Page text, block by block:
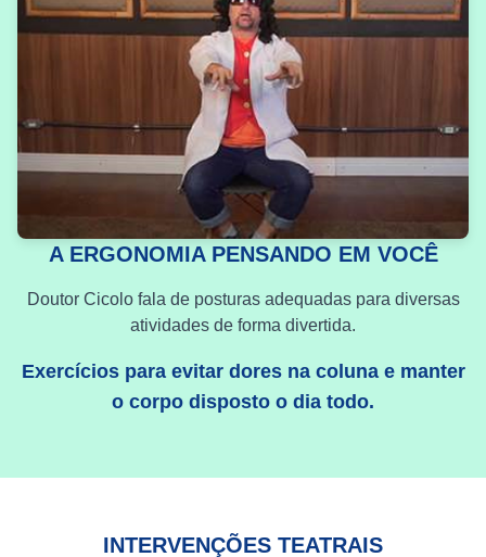
A ERGONOMIA PENSANDO EM VOCÊ
Doutor Cicolo fala de posturas adequadas para diversas
atividades de forma divertida.
Exercícios para evitar dores na coluna e manter
o corpo disposto o dia todo.
INTERVENÇÕES TEATRAIS